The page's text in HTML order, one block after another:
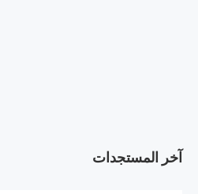
آخر المستجدات